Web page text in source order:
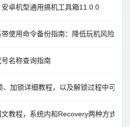
卓机型通用搞机工具箱11.0.0
使用命令备份指南：降低玩机风险
名称查询指南
加锁详细教程，以及解锁过程中可能
教程，系统内和Recovery两种方式